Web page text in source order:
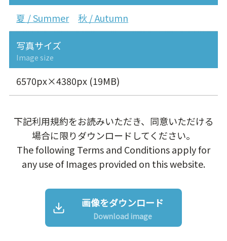
夏 / Summer 秋 / Autumn
写真サイズ
Image size
6570px×4380px (19MB)
下記利用規約をお読みいただき、同意いただける
場合に限りダウンロードしてください。
The following Terms and Conditions apply for
any use of Images provided on this website.
画像をダウンロード
Download image